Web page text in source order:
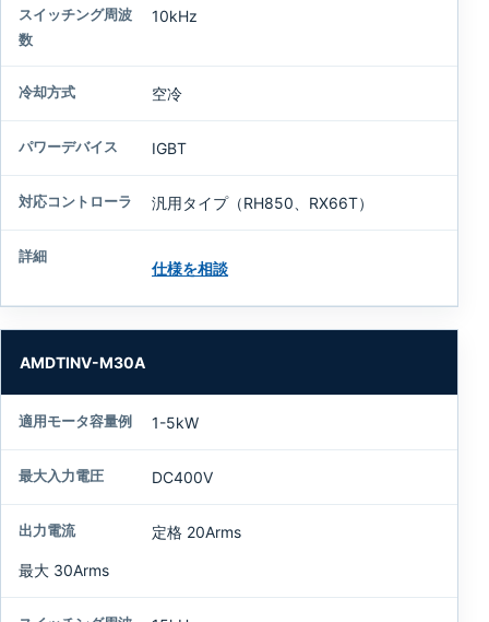
10kHz
空冷
IGBT
汎用タイプ（RH850、RX66T）
仕様を相談
AMDTINV-M30A
1-5kW
DC400V
定格 20Arms
最大 30Arms